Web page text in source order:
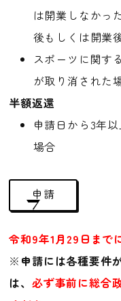
は開業しなかっ
後もしくは開業
スポーツに関す
が取り消された
半額返還
申請日から3年
場合
申請
令和9年1月29日まで
※ 申請には各種要件
は、必ず事前に総合